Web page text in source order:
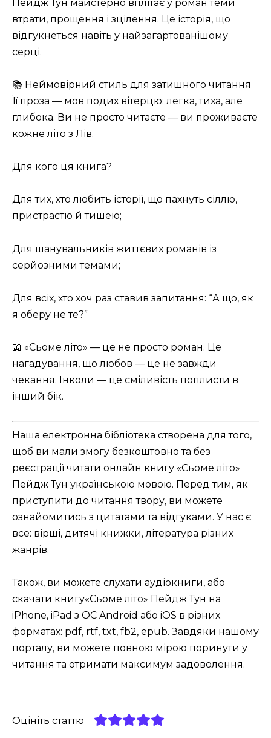
Пейдж Тун майстерно вплітає у роман теми
втрати, прощення і зцілення. Це історія, що
відгукнеться навіть у найзагартованішому
серці.
📚 Неймовірний стиль для затишного читання
Її проза — мов подих вітерцю: легка, тиха, але
глибока. Ви не просто читаєте — ви проживаєте
кожне літо з Лів.
Для кого ця книга?
Для тих, хто любить історії, що пахнуть сіллю,
пристрастю й тишею;
Для шанувальників життєвих романів із
серйозними темами;
Для всіх, хто хоч раз ставив запитання: “А що, як
я оберу не те?”
📖 «Сьоме літо» — це не просто роман. Це
нагадування, що любов — це не завжди
чекання. Інколи — це сміливість поплисти в
інший бік.
Наша електронна бібліотека створена для того,
щоб ви мали змогу безкоштовно та без
реєстрації читати онлайн книгу «Сьоме літо»
Пейдж Тун українською мовою. Перед тим, як
приступити до читання твору, ви можете
ознайомитись з цитатами та відгуками. У нас є
все: вірші, дитячі книжки, література різних
жанрів.
Також, ви можете слухати аудіокниги, або
скачати книгу«Сьоме літо» Пейдж Тун на
iPhone, iPad з ОС Android або iOS в різних
форматах: pdf, rtf, txt, fb2, epub. Завдяки нашому
порталу, ви можете повною мірою поринути у
читання та отримати максимум задоволення.
Оцініть статтю